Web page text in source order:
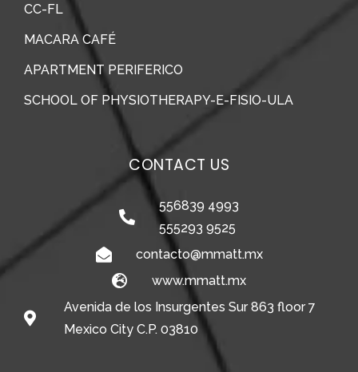
CC-FL
MACARA CAFÉ
APARTMENT PERIFERICO
SCHOOL OF PHYSIOTHERAPY-E-FISIO-ULA
CONTACT US
556839 4993
555293 9525
contacto@mmatt.mx
www.mmatt.mx
Avenida de los Insurgentes Sur 863 floor 7
Mexico City C.P. 03810